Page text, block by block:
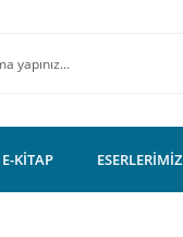
E-KİTAP ESERLERİMİZ